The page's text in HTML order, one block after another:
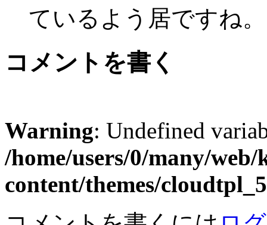
ているよう居ですね。
コメントを書く
Warning: Undefined
/home/users/0/many/
content/themes/